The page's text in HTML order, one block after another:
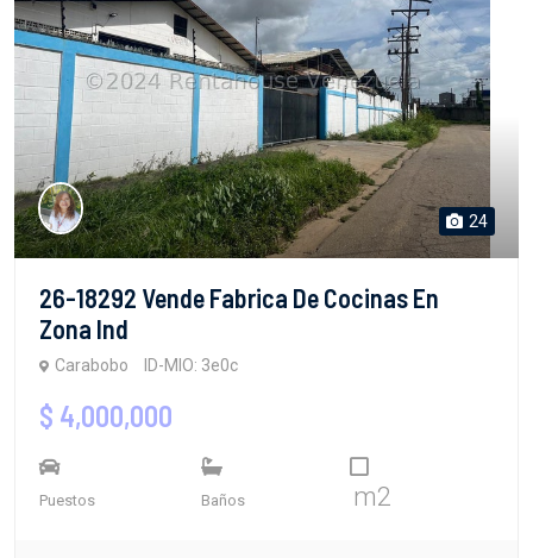
24
26-18292 Vende Fabrica De Cocinas En
Zona Ind
Carabobo ID-MIO: 3e0c
$ 4,000,000
Puestos Baños m2